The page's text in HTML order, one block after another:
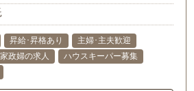
昇給･昇格あり
主婦･主夫歓迎
家政婦の求人
ハウスキーパー募集